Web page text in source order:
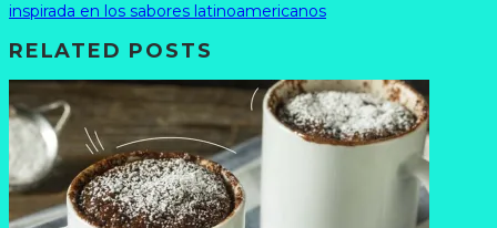
inspirada en los sabores latinoamericanos
RELATED POSTS